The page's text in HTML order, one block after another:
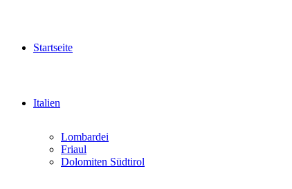
Startseite
Italien
Lombardei
Friaul
Dolomiten Südtirol